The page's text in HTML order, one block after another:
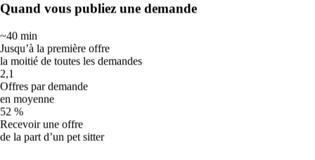
Chaud
🌧️
32°
21°
Pluie
⛈️
Tempête
Quand vous publiez une demande
~40 min
Jusqu’à la première offre
la moitié de toutes les demandes
2,1
Offres par demande
en moyenne
52 %
Recevoir une offre
de la part d’un pet sitter